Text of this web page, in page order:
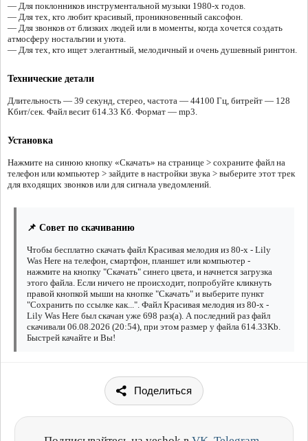
— Для поклонников инструментальной музыки 1980-х годов.
— Для тех, кто любит красивый, проникновенный саксофон.
— Для звонков от близких людей или в моменты, когда хочется создать
атмосферу ностальгии и уюта.
— Для тех, кто ищет элегантный, мелодичный и очень душевный рингтон.
Технические детали
Длительность — 39 секунд, стерео, частота — 44100 Гц, битрейт — 128
Кбит/сек. Файл весит 614.33 Кб. Формат — mp3.
Установка
Нажмите на синюю кнопку «Скачать» на странице > сохраните файл на
телефон или компьютер > зайдите в настройки звука > выберите этот трек
для входящих звонков или для сигнала уведомлений.
📌 Совет по скачиванию
Чтобы бесплатно скачать файл Красивая мелодия из 80-х - Lily
Was Here на телефон, смартфон, планшет или компьютер -
нажмите на кнопку "Скачать" синего цвета, и начнется загрузка
этого файла. Если ничего не происходит, попробуйте кликнуть
правой кнопкой мыши на кнопке "Скачать" и выберите пункт
"Сохранить по ссылке как...". Файл Красивая мелодия из 80-х -
Lily Was Here был скачан уже 698 раз(а). А последний раз файл
скачивали 06.08.2026 (20:54), при этом размер у файла 614.33Kb.
Быстрей качайте и Вы!
Поделиться